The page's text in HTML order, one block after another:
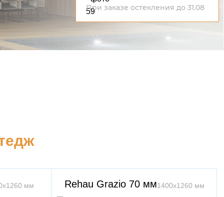
При заказе остекления до 31.08
мм Rehau Grazio 70 мм1400х1260 мм